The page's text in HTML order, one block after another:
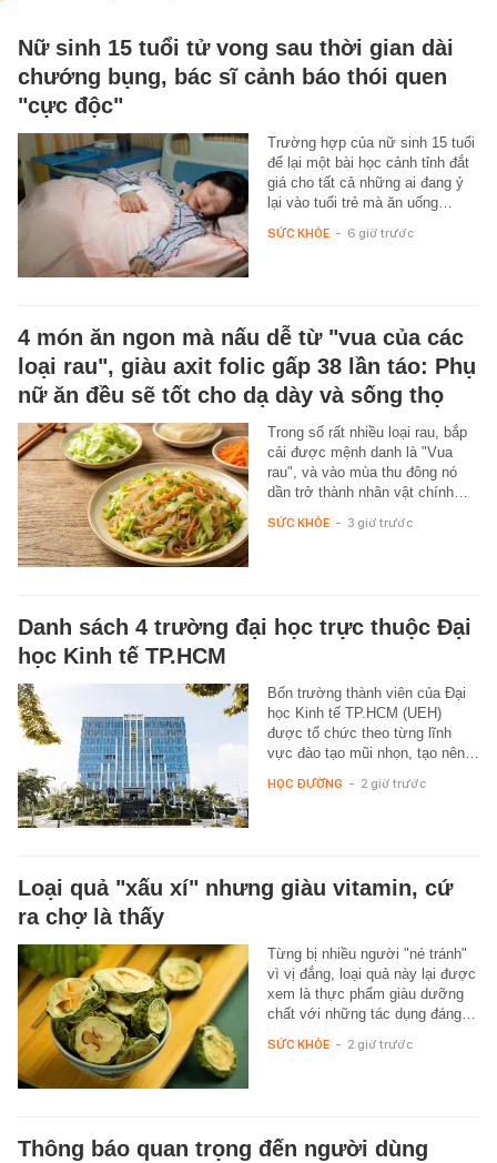
Nữ sinh 15 tuổi tử vong sau thời gian dài
chướng bụng, bác sĩ cảnh báo thói quen
"cực độc"
Trường hợp của nữ sinh 15 tuổi
để lại một bài học cảnh tỉnh đắt
giá cho tất cả những ai đang ỷ
lại vào tuổi trẻ mà ăn uống…
SỨC KHỎE - 6 giờ trước
4 món ăn ngon mà nấu dễ từ "vua của các
loại rau", giàu axit folic gấp 38 lần táo: Phụ
nữ ăn đều sẽ tốt cho dạ dày và sống thọ
Trong số rất nhiều loại rau, bắp
cải được mệnh danh là "Vua
rau", và vào mùa thu đông nó
dần trở thành nhân vật chính…
SỨC KHỎE - 3 giờ trước
Danh sách 4 trường đại học trực thuộc Đại
học Kinh tế TP.HCM
Bốn trường thành viên của Đại
học Kinh tế TP.HCM (UEH)
được tổ chức theo từng lĩnh
vực đào tạo mũi nhọn, tạo nên…
HỌC ĐƯỜNG - 2 giờ trước
Loại quả "xấu xí" nhưng giàu vitamin, cứ
ra chợ là thấy
Từng bị nhiều người "né tránh"
vì vị đắng, loại quả này lại được
xem là thực phẩm giàu dưỡng
chất với những tác dụng đáng…
SỨC KHỎE - 2 giờ trước
Thông báo quan trọng đến người dùng